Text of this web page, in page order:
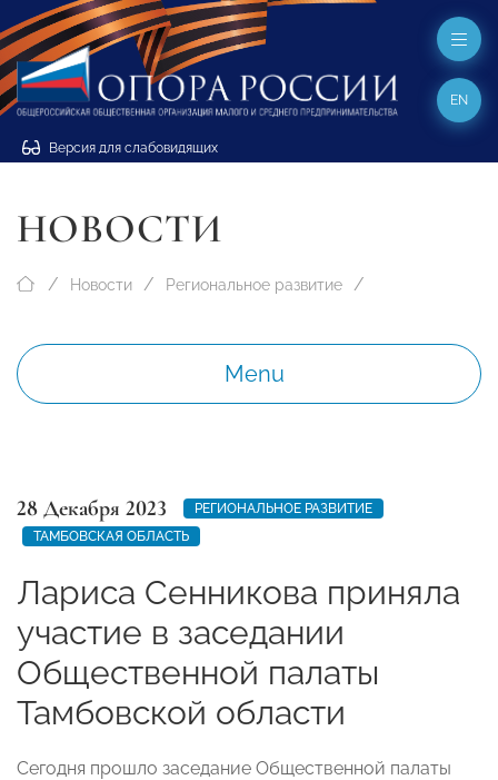
Версия для слабовидящих
EN
НОВОСТИ
Новости Региональное развитие
Menu
28 Декабря 2023
РЕГИОНАЛЬНОЕ РАЗВИТИЕ
ТАМБОВСКАЯ ОБЛАСТЬ
Лариса Сенникова приняла
участие в заседании
Общественной палаты
Тамбовской области
Сегодня прошло заседание Общественной палаты